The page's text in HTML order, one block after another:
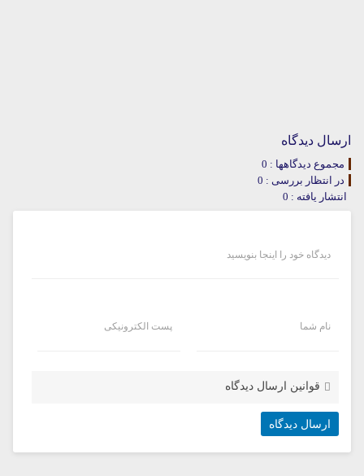
ارسال دیدگاه
مجموع دیدگاهها : 0
در انتظار بررسی : 0
انتشار یافته : 0
دیدگاه خود را اینجا بنویسید
نام شما پست الکترونیکی
قوانین ارسال دیدگاه